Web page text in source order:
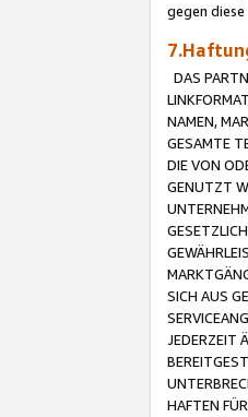
gegen
DAS
NAMEN,
GESAMTE
DIE VON
GENUTZT
SICH AUS
JEDERZEIT
HAFTEN